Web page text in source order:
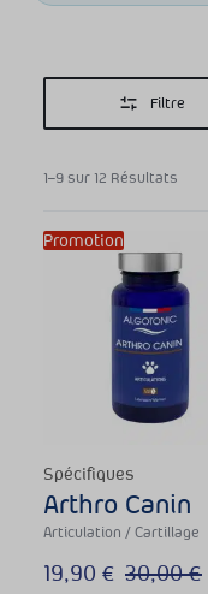
Filtre
1–9 sur 12 Résultats
Promotion
Spécifiques
Arthro Canin
Articulation / Cartillage
30,00€
19,90 €